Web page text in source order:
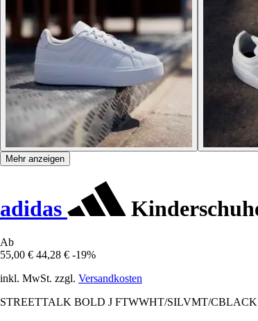
Mehr anzeigen
adidas
Ab
55,00 € 44,28 € -19%
inkl. MwSt. zzgl. Versandkosten
STREETTALK BOLD J FTWWHT/SILVMT/CBLACK